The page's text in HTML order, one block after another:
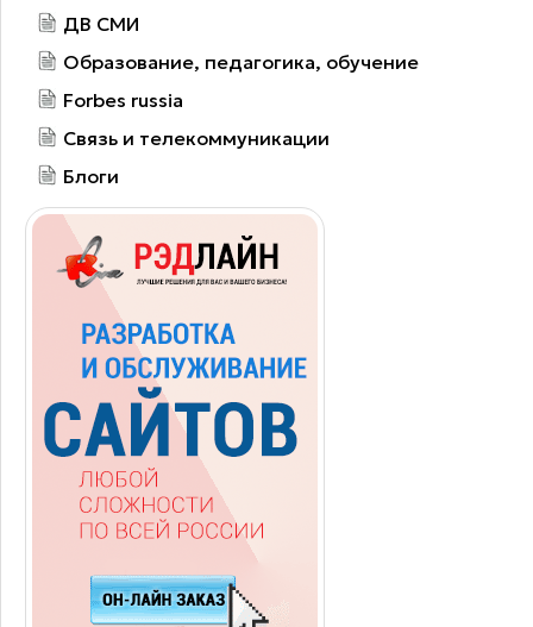
ДВ СМИ
Образование, педагогика, обучение
Forbes russia
Связь и телекоммуникации
Блоги